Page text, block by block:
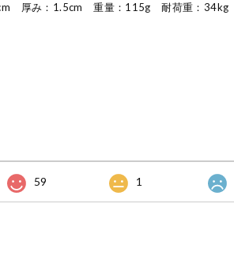
厚み：1.5cm 重量：115g 耐荷重：34kg
59 1